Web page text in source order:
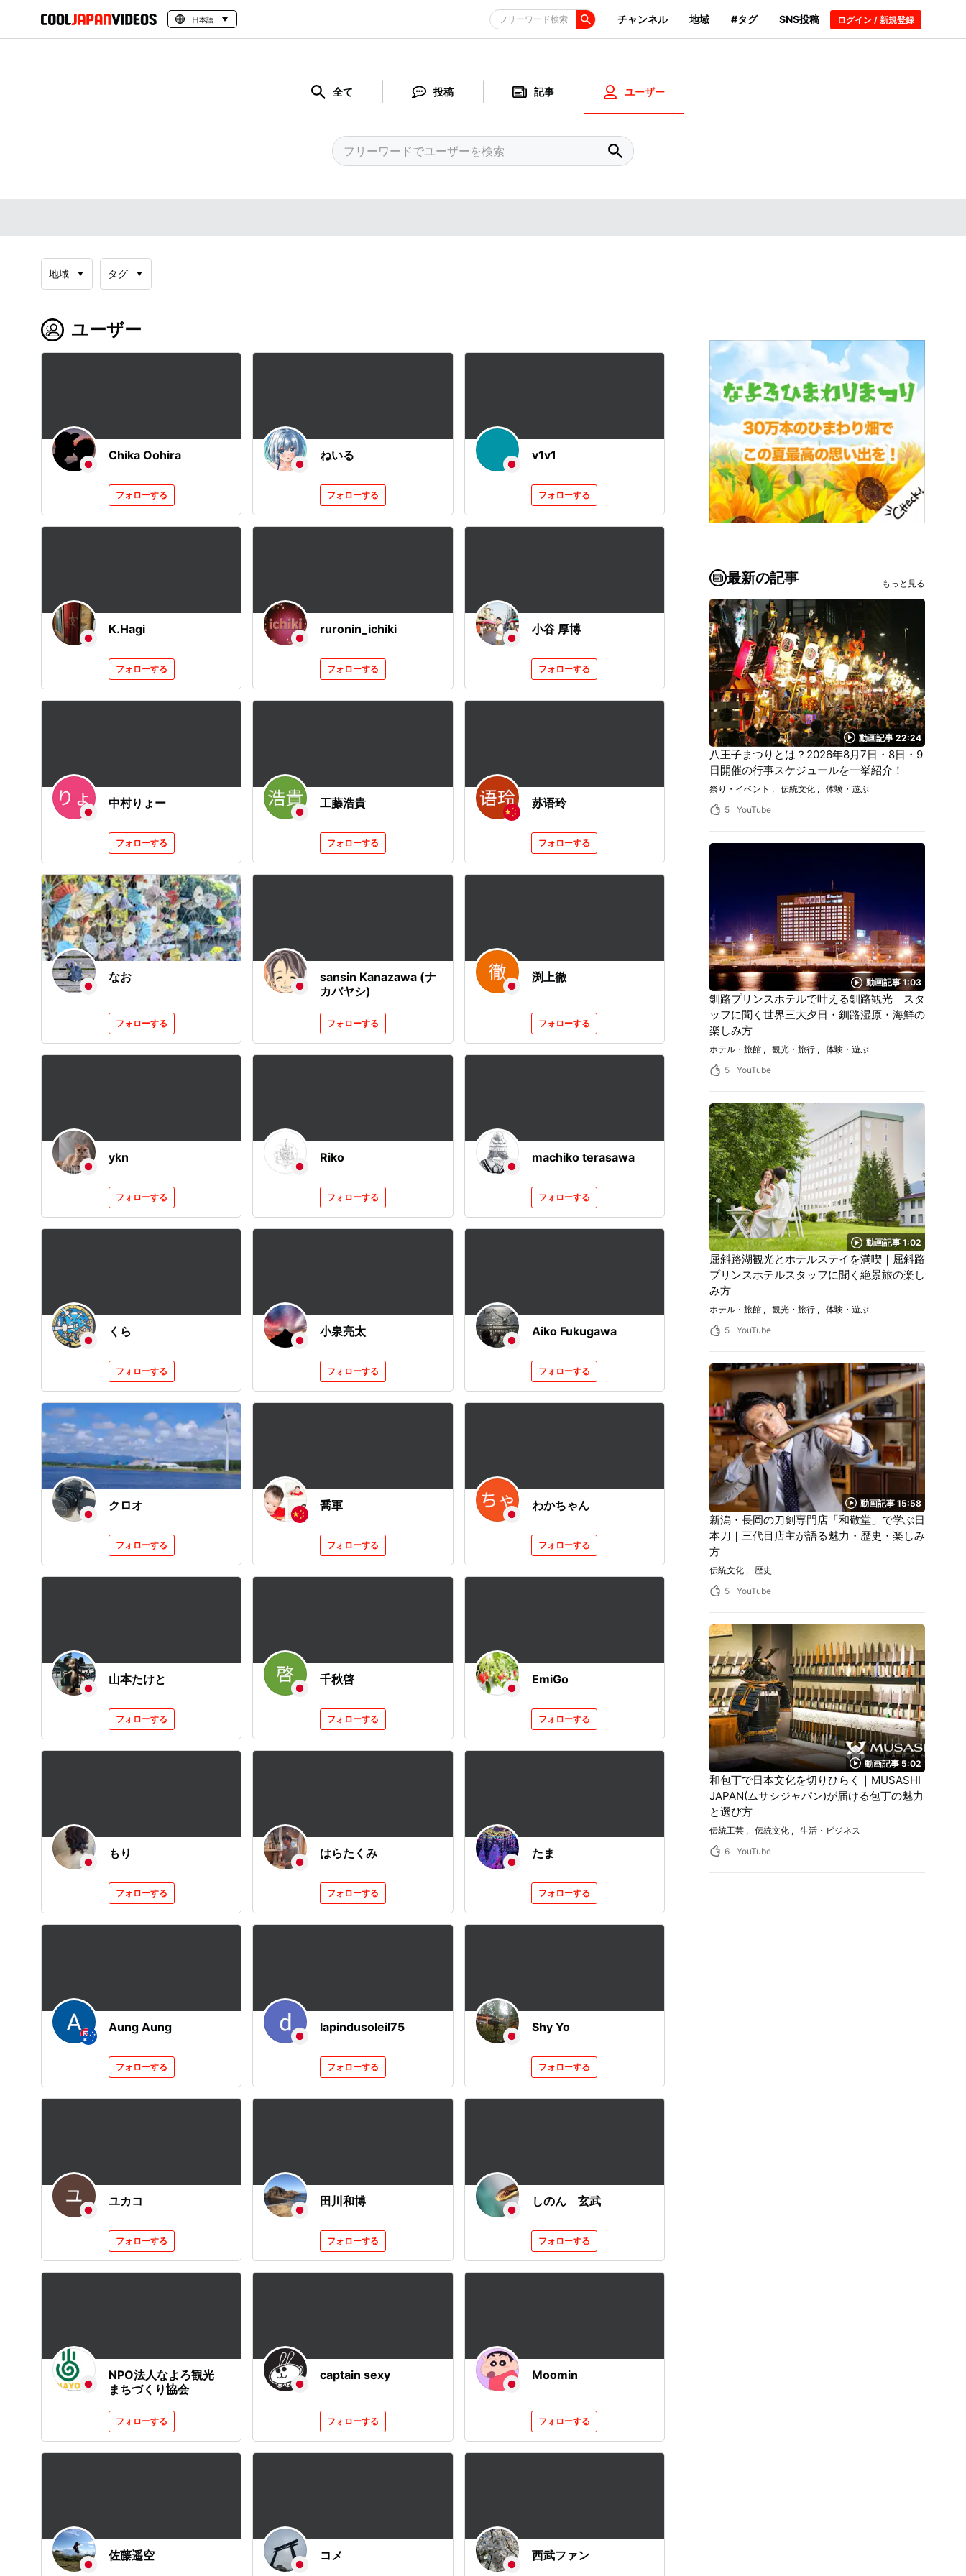
日本語 フリーワード検索 チャンネル 地域 #タグ SNS投稿 ログイン / 新規登録
全て 投稿 記事 ユーザー
地域 タグ
ユーザー
Chika Oohira
フォローする
ねいる
フォローする
v1v1
フォローする
K.Hagi
フォローする
ruronin_ichiki
フォローする
小谷 厚博
フォローする
中村りょー
フォローする
工藤浩貴
フォローする
苏语玲
フォローする
なお
フォローする
sansin Kanazawa (ナ
カバヤシ)
フォローする
渕上徹
フォローする
ykn
フォローする
Riko
フォローする
machiko terasawa
フォローする
くら
フォローする
小泉亮太
フォローする
Aiko Fukugawa
フォローする
クロオ
フォローする
喬軍
フォローする
わかちゃん
フォローする
山本たけと
フォローする
千秋啓
フォローする
EmiGo
フォローする
もり
フォローする
はらたくみ
フォローする
たま
フォローする
Aung Aung
フォローする
lapindusoleil75
フォローする
Shy Yo
フォローする
ユカコ
フォローする
田川和博
フォローする
しのん 玄武
フォローする
NPO法人なよろ観光
まちづくり協会
フォローする
captain sexy
フォローする
Moomin
フォローする
佐藤遥空 コメ 西武ファン
最新の記事 もっと見る
動画記事 22:24
八王子まつりとは？2026年8月7日・8日・9
日開催の行事スケジュールを一挙紹介！
祭り・イベント 伝統文化
体験・遊ぶ
5
YouTube
動画記事 1:03
釧路プリンスホテルで叶える釧路観光｜スタ
ッフに聞く世界三大夕日・釧路湿原・海鮮の
楽しみ方
ホテル・旅館 観光・旅行
体験・遊ぶ
5
YouTube
動画記事 1:02
屈斜路湖観光とホテルステイを満喫｜屈斜路
プリンスホテルスタッフに聞く絶景旅の楽し
み方
ホテル・旅館 観光・旅行
体験・遊ぶ
5
YouTube
動画記事 15:58
新潟・長岡の刀剣専門店「和敬堂」で学ぶ日
本刀｜三代目店主が語る魅力・歴史・楽しみ
方
伝統文化
歴史
5
YouTube
動画記事 5:02
和包丁で日本文化を切りひらく｜MUSASHI
JAPAN(ムサシジャパン)が届ける包丁の魅力
と選び方
伝統工芸 伝統文化
生活・ビジネス
6
YouTube